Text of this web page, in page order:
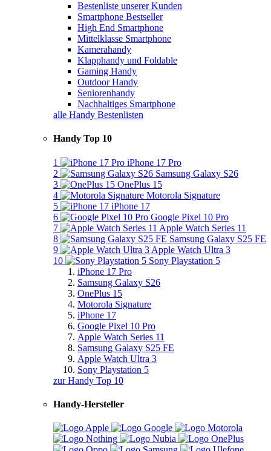
Bestenliste unserer Kunden
Smartphone Bestseller
High End Smartphone
Mittelklasse Smartphone
Kamerahandy
Klapphandy und Foldable
Gaming Handy
Outdoor Handy
Seniorenhandy
Nachhaltiges Smartphone
alle Handy Bestenlisten
Handy Top 10
1
iPhone 17 Pro
2
Samsung Galaxy S26
3
OnePlus 15
4
Motorola Signature
5
iPhone 17
6
Google Pixel 10 Pro
7
Apple Watch Series 11
8
Samsung Galaxy S25 FE
9
Apple Watch Ultra 3
10
Sony Playstation 5
iPhone 17 Pro
Samsung Galaxy S26
OnePlus 15
Motorola Signature
iPhone 17
Google Pixel 10 Pro
Apple Watch Series 11
Samsung Galaxy S25 FE
Apple Watch Ultra 3
Sony Playstation 5
zur Handy Top 10
Handy-Hersteller